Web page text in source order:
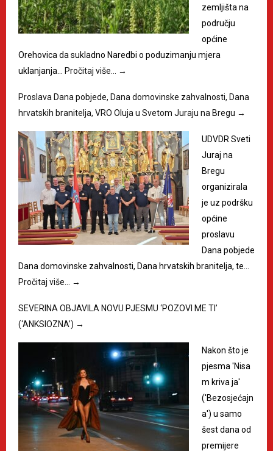
zemljišta na
području
općine
Orehovica da sukladno Naredbi o poduzimanju mjera
uklanjanja… Pročitaj više… →
Proslava Dana pobjede, Dana domovinske zahvalnosti, Dana
hrvatskih branitelja, VRO Oluja u Svetom Juraju na Bregu →
UDVDR Sveti
Juraj na
Bregu
organizirala
je uz podršku
općine
proslavu
Dana pobjede
Dana domovinske zahvalnosti, Dana hrvatskih branitelja, te…
Pročitaj više…
→
SEVERINA OBJAVILA NOVU PJESMU ‘POZOVI ME TI’
(‘ANKSIOZNA’) →
Nakon što je
pjesma 'Nisa
m kriva ja'
('Bezosjećajn
a') u samo
šest dana od
premijere